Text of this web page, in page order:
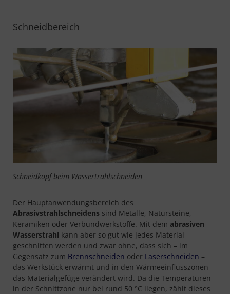
Schneidbereich
Schneidkopf beim Wassertrahlschneiden
Der Hauptanwendungsbereich des
Abrasivstrahlschneidens sind Metalle, Natursteine,
Keramiken oder Verbundwerkstoffe. Mit dem abrasiven
Wasserstrahl kann aber so gut wie jedes Material
geschnitten werden und zwar ohne, dass sich – im
Gegensatz zum Brennschneiden oder Laserschneiden –
das Werkstück erwärmt und in den Wärmeeinflusszonen
das Materialgefüge verändert wird. Da die Temperaturen
in der Schnittzone nur bei rund 50 °C liegen, zählt dieses